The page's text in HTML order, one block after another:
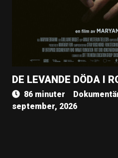
DE LEVANDE DÖDA I
86 minuter
september, 2026